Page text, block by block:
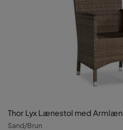
Thor Lyx Lænestol med Armlæn
Sand/Brun